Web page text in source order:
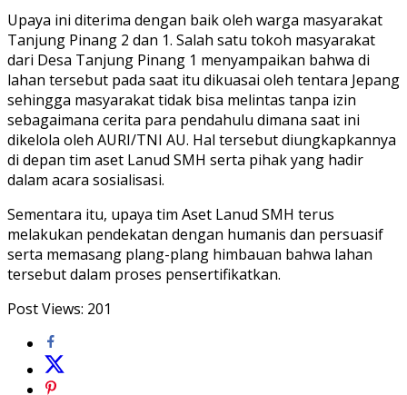
Upaya ini diterima dengan baik oleh warga masyarakat
Tanjung Pinang 2 dan 1. Salah satu tokoh masyarakat
dari Desa Tanjung Pinang 1 menyampaikan bahwa di
lahan tersebut pada saat itu dikuasai oleh tentara Jepang
sehingga masyarakat tidak bisa melintas tanpa izin
sebagaimana cerita para pendahulu dimana saat ini
dikelola oleh AURI/TNI AU. Hal tersebut diungkapkannya
di depan tim aset Lanud SMH serta pihak yang hadir
dalam acara sosialisasi.
Sementara itu, upaya tim Aset Lanud SMH terus
melakukan pendekatan dengan humanis dan persuasif
serta memasang plang-plang himbauan bahwa lahan
tersebut dalam proses pensertifikatkan.
Post Views: 201